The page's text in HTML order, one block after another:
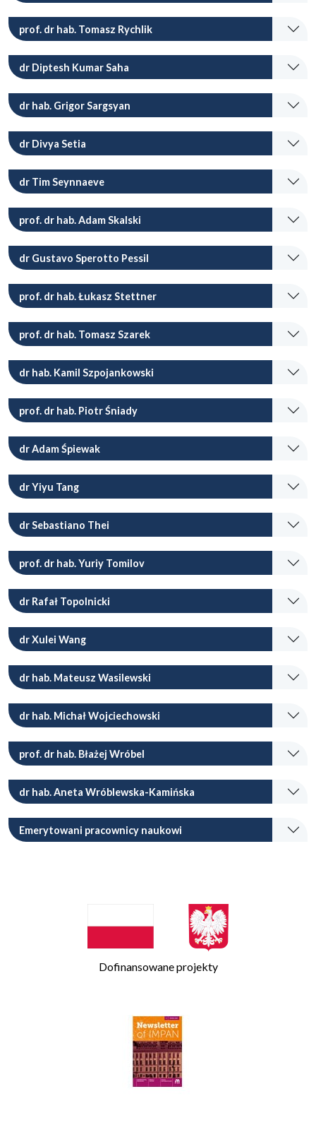
prof. dr hab. Tomasz Rychlik
dr Diptesh Kumar Saha
dr hab. Grigor Sargsyan
dr Divya Setia
dr Tim Seynnaeve
prof. dr hab. Adam Skalski
dr Gustavo Sperotto Pessil
prof. dr hab. Łukasz Stettner
prof. dr hab. Tomasz Szarek
dr hab. Kamil Szpojankowski
prof. dr hab. Piotr Śniady
dr Adam Śpiewak
dr Yiyu Tang
dr Sebastiano Thei
prof. dr hab. Yuriy Tomilov
dr Rafał Topolnicki
dr Xulei Wang
dr hab. Mateusz Wasilewski
dr hab. Michał Wojciechowski
prof. dr hab. Błażej Wróbel
dr hab. Aneta Wróblewska-Kamińska
Emerytowani pracownicy naukowi
Dofinansowane projekty